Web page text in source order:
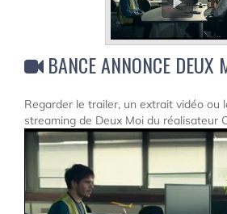
BANCE ANNONCE DEUX
Regarder le trailer, un extrait vidéo ou
streaming de Deux Moi du réalisateur